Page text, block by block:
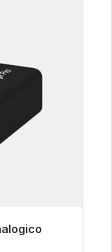
tempo di